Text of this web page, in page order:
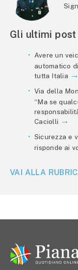
Gli ultimi post
Avere un
automatico
tutta Italia
Via della
“Ma se
Caciolli
Sicurezza e
risponde ai
VAI ALLA